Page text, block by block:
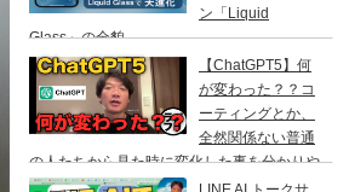
ン「Liquid
Glass」の全貌
【ChatGPT5】何
が変わった？？コ
ーティングとか、
全然関係ない普通
の人たちから見た時に変化した事を分かりや
すく解説！